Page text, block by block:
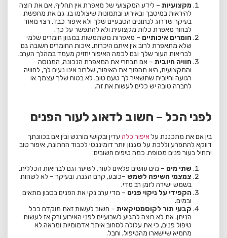
מקצועיות – לידע המקצועי של מאפרת אין תחליף. אם את רוצה
להיראות במיטבך ובאירוע ובתמונות שיצולמו בו, גם את מחפשת
בעיקר שדרוג לנתונים הטבעיים שלך ולא איפור כבד, רצוי מאוד
לבחור מאפרת כלות מקצועית ולא להתפשר על כך.
חומרים איכותיים – מאפרות משתמשות במגוון חומרים שלמי
שלא מתאפרת לרוב אין איתם היכרות. איכות החומרים חשובה גם
לבריאות העור שלך וגם לכמה האיפור יחזיק מעמד במהלך הערב.
חוויה חיובית – אם תבחרי את המאפרת הנכונה, המנוסה
והמקצועית, היא תהפוך את האיפור, שלרוב אינו נעים לך, לחוויה
רגועה וחיובית שתשאיר לך טעם טוב. לא בטוח שלך עצמך או
לחברה טובה יש כלים לעשות את זה.
לפני הכל – חשוב לדאוג לעור הפנים
בין אם את מתכננת עלאיפור כלה עדין ובקושי מורגש ובין אם בכוונתך
דווקא להתפרע וללכת על סגנון יותר דומיננטי לכבוד החתונה, איפור טוב
יתחיל בעור פנים מטופח. כמה טיפים חשובים:
שתי מים – מים עושים פלאים לעור, לשיער וגם לבריאות הכללית.
צמצמי חשיפה לשמש –כובע, קרם הגנה, ובעיקר – לא לשהות
בשמש ישירה לזמן רב מדי.
הקפידי על ניקוי פנים – מדי ערב נקי את הפנים בסבון מתאים
ובמים.
קבעי תור לקוסמטיקאית – חשוב לעשות זאת מוקדם ככל
הניתן. את לא רוצה להגיע לשבועיים לפני האירוע ורק אז לעשות
טיפול פנים, כי את עלולה לסחוב איתך אדמומיות ומראה לא
מחמיא שיישארו מהטיפול, וחבל.